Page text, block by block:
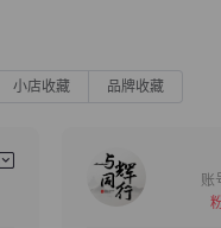
小店收藏 品牌收藏